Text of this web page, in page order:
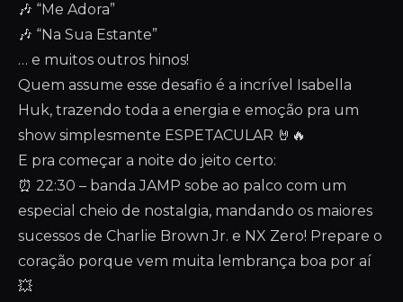
🎶 “Me Adora”
🎶 “Na Sua Estante”
… e muitos outros hinos!
Quem assume esse desafio é a incrível Isabella
Huk, trazendo toda a energia e emoção pra um
show simplesmente ESPETACULAR 🤘🔥
E pra começar a noite do jeito certo:
⏰ 22:30 – banda JAMP sobe ao palco com um
especial cheio de nostalgia, mandando os maiores
sucessos de Charlie Brown Jr. e NX Zero! Prepare o
coração porque vem muita lembrança boa por aí
💥